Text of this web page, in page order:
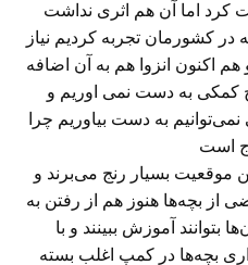
در کشورمان تجربه کردیم نیاز
اکنون انزوا هم به آن اضافه
کمکی به دست نمی اوریم و
به دست بیاوریم چرا
موقعیت بسیار رنج می‌برند و
از بچه‌ها هنوز هم از رفتن به
آموزش ببینند و با
بچه‌ها در کمپ اغلب بسته